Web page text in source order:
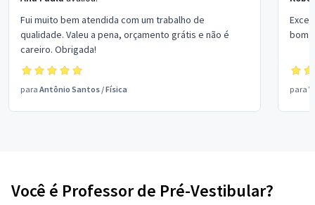
Fui muito bem atendida com um trabalho de
qualidade. Valeu a pena, orçamento grátis e não é
careiro. Obrigada!
para Antônio Santos /Física
bom
para
Você é Professor de Pré-Vestibular?